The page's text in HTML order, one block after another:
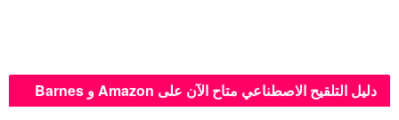
دليل التلقيح الاصطناعي متاح الآن على Amazon و Barnes